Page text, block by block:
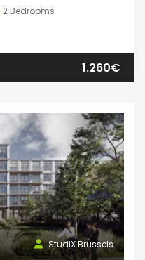
2 Bedrooms
1.260€
StudiX Brussels